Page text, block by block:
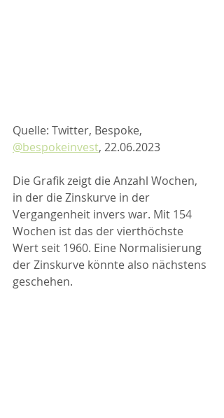
Quelle: Twitter, Bespoke,
@bespokeinvest, 22.06.2023
Die Grafik zeigt die Anzahl Wochen,
in der die Zinskurve in der
Vergangenheit invers war. Mit 154
Wochen ist das der vierthöchste
Wert seit 1960. Eine Normalisierung
der Zinskurve könnte also nächstens
geschehen.